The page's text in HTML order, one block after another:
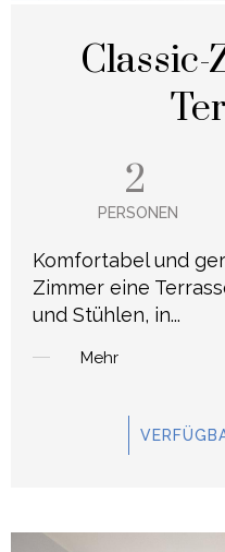
2
PERSONEN
Komfortabel und
Zimmer eine
und Stühlen, in...
Mehr